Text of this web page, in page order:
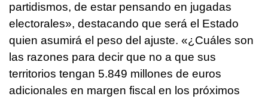
partidismos, de estar pensando en jugadas
electorales», destacando que será el Estado
quien asumirá el peso del ajuste. «¿Cuáles son
las razones para decir que no a que sus
territorios tengan 5.849 millones de euros
adicionales en margen fiscal en los próximos